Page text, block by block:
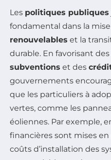
Les politiques publiques
fondamental dans la
renouvelables et la
durable. En favorisant des
subventions et des
gouvernements
que les particuliers à
vertes, comme les
éoliennes. Par exemple,
financières sont mises
coûts d’installation des